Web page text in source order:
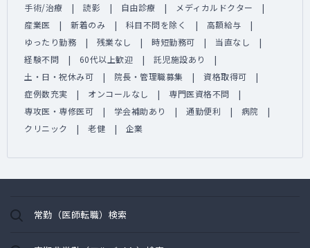
手術/治療
読影 自由診療
メディカルドクター
産業医
新着のみ 科目不問を除く
高額給与
ゆったり勤務
残業なし 時短勤務可
当直なし
経験不問
60代以上歓迎
託児施設あり
土・日・祝休み可
院長・管理職募集
資格取得可
症例数充実
オンコールなし
専門医資格不問
専攻医・専修医可
学会補助あり 通勤便利
病院
クリニック
老健 企業
常勤（医師転職）検索